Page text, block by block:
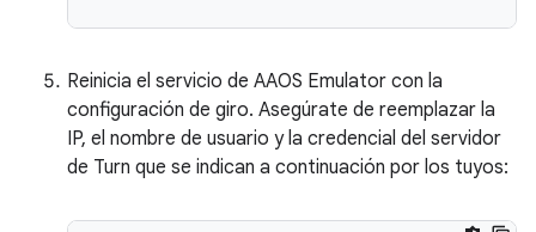
Reinicia el servicio de AAOS Emulator con la
configuración de giro. Asegúrate de reemplazar la
IP, el nombre de usuario y la credencial del servidor
de Turn que se indican a continuación por los tuyos: